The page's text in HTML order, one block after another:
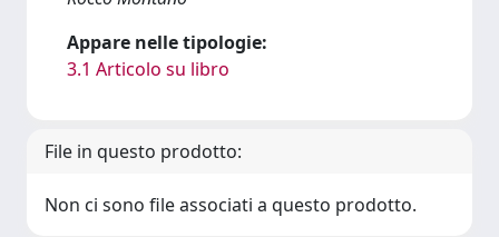
Appare nelle tipologie:
3.1 Articolo su libro
File in questo prodotto:
Non ci sono file associati a questo prodotto.